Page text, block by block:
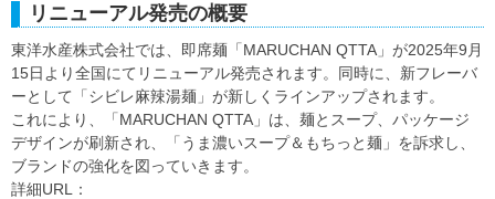
リニューアル発売の概要
東洋水産株式会社では、即席麺「MARUCHAN QTTA」が2025年9月
15日より全国にてリニューアル発売されます。同時に、新フレーバ
ーとして「シビレ麻辣湯麺」が新しくラインアップされます。
これにより、「MARUCHAN QTTA」は、麺とスープ、パッケージ
デザインが刷新され、「うま濃いスープ＆もちっと麺」を訴求し、
ブランドの強化を図っていきます。
詳細URL：